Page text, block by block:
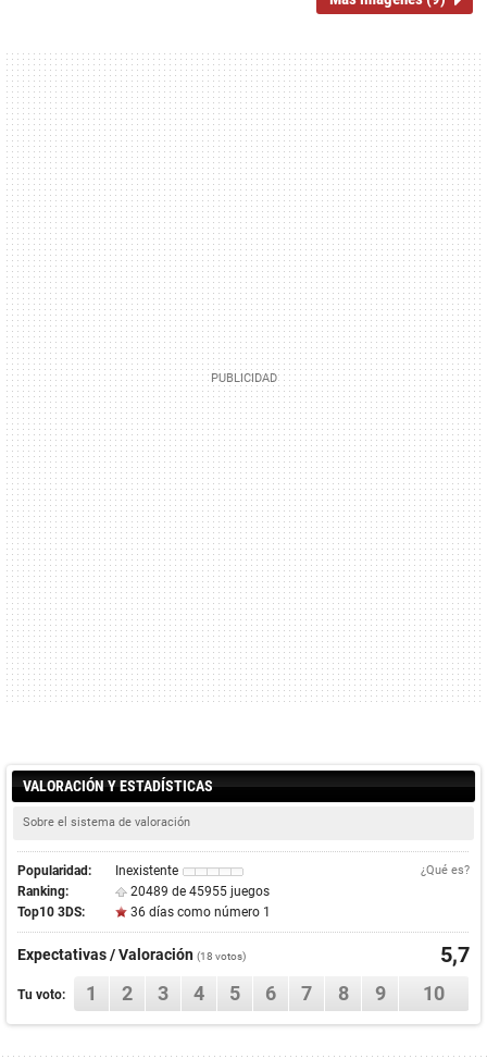
VALORACIÓN Y ESTADÍSTICAS
Sobre el sistema de valoración
Popularidad: Inexistente ¿Qué es?
Ranking:
20489 de 45955 juegos
Top10 3DS:
36 días como número 1
Expectativas / Valoración (18 votos) 5,7
Tu voto: 1 2 3 4 5 6 7 8 9 10